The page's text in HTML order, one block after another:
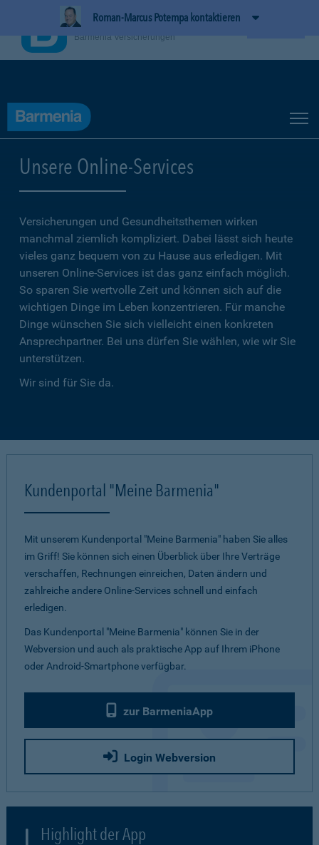
Roman-Marcus Potempa kontaktieren
Unsere Online-Services
Versicherungen und Gesundheitsthemen wirken
manchmal ziemlich kompliziert. Dabei lässt sich heute
vieles ganz bequem von zu Hause aus erledigen. Mit
unseren Online-Services ist das ganz einfach möglich.
So sparen Sie wertvolle Zeit und können sich auf die
wichtigen Dinge im Leben konzentrieren. Für manche
Dinge wünschen Sie sich vielleicht einen konkreten
Ansprechpartner. Bei uns dürfen Sie wählen, wie wir Sie
unterstützen.
Wir sind für Sie da.
Kundenportal "Meine Barmenia"
Mit unserem Kundenportal "Meine Barmenia" haben Sie alles
im Griff! Sie können sich einen Überblick über Ihre Verträge
verschaffen, Rechnungen einreichen, Daten ändern und
zahlreiche andere Online-Services schnell und einfach
erledigen.
Das Kundenportal "Meine Barmenia" können Sie in der
Webversion und auch als praktische App auf Ihrem iPhone
oder Android-Smartphone verfügbar.
zur BarmeniaApp
Login Webversion
Highlight der App
BarmeniaApp
Barmenia Versicherungen